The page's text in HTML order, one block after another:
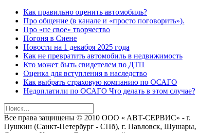
Как правильно оценить автомобиль?
Про общение (в канале и «просто поговорить»).
Про «не свое» творчество
Погоня в Сиене
Новости на 1 декабря 2025 года
Как не превратить автомобиль в недвижимость
Кто может быть свидетелем по ДТП
Оценка для вступления в наследство
Как выбрать страховую компанию по ОСАГО
Недоплатили по ОСАГО Что делать в этом случае?
Найти:
Bce пpава защищeны © 2010 OOO « ABТ-CEPBИC» - г.
Пушкин (Санкт-Петербург - СПб), г. Павловск, Шушаpы,